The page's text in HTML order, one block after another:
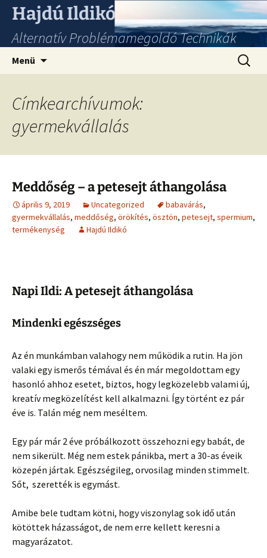
Hajdú Ildikó
Alternatív Problémamegoldó Technikák
Menü
Címkearchívumok:
gyermekvállalás
Meddőség – a petesejt áthangolása
április 9, 2019 Uncategorized babavárás,
gyermekvállalás, meddőség, örökítés, ösztön, petesejt, spermium,
termékenység
Hajdú Ildikó
Napi Ildi: A petesejt áthangolása
Mindenki egészséges
Az én munkámban valahogy nem működik a rutin. Ha jön
valaki egy ismerős témával és én már megoldottam egy
hasonló ahhoz esetet, biztos, hogy legközelebb valami új,
kreatív megközelítést kell alkalmazni. Így történt ez pár
éve is. Talán még nem meséltem.
Egy pár már 2 éve próbálkozott összehozni egy babát, de
nem sikerült. Még nem estek pánikba, mert a 30-as éveik
közepén jártak. Egészségileg, orvosilag minden stimmelt.
Sőt, szerették is egymást.
Amibe bele tudtam kötni, hogy viszonylag sok idő után
kötöttek házasságot, de nem erre kellett keresni a
magyarázatot.